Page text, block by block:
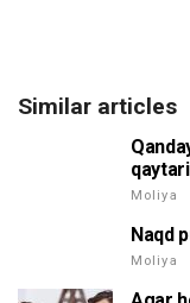
Similar articles
Moliya
Naqd
Moliya